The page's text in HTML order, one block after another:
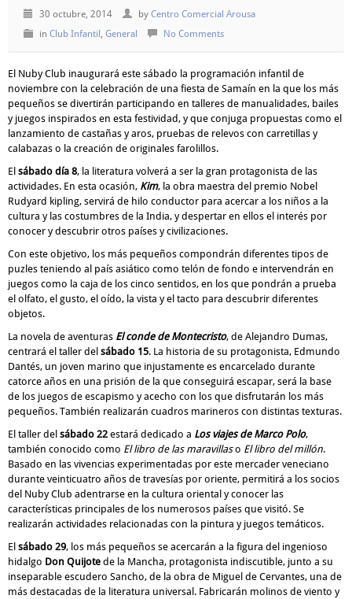
30 octubre, 2014 by Centro Comercial Arousa
in Club Infantil General No Comments
El Nuby Club inaugurará este sábado la programación infantil de
noviembre con la celebración de una fiesta de Samaín en la que los más
pequeños se divertirán participando en talleres de manualidades, bailes
y juegos inspirados en esta festividad, y que conjuga propuestas como el
lanzamiento de castañas y aros, pruebas de relevos con carretillas y
calabazas o la creación de originales farolillos.
El sábado día 8, la literatura volverá a ser la gran protagonista de las
actividades. En esta ocasión, Kim, la obra maestra del premio Nobel
Rudyard kipling, servirá de hilo conductor para acercar a los niños a la
cultura y las costumbres de la India, ydespertar en ellos el interés por
conocer y descubrir otros países y civilizaciones.
Con este objetivo, los más pequeños compondrán diferentes tipos de
puzles teniendo a l país asiático como telón de fondo e intervendrán en
juegos como la caja de los cinco sentidos, en los que pondrán a prueba
el olfato, el gusto, el oído, la vista y el tacto para descubrir diferentes
objetos.
La novela de aventuras El conde de Montecristo, de Alejandro Dumas,
centrará el taller del sábado 15. La historia de su protagonista, Edmundo
Dantés, un joven marino que injustamente es encarcelado durante
catorce años en una prisión de la que conseguirá escapar, será la base
de l os juegos de escapismo y acecho con los que disfrutarán los más
pequeños. También realizarán cuadros marineros con distintas texturas.
El taller del sábado 22 estará dedicado a Los viajes de Marco Polo,
también conocido como El libro de las maravillaso El libro del millón.
Basado en las vivencias experimentadas por este mercader veneciano
durante veinticuatro años de travesías por oriente, permitirá a los socios
del Nuby Club adentrarse en la cultura oriental y conocer las
características principales de los numerosos países que visitó. Se
realizarán actividades relacionadas con la pintura y juegos temáticos.
El sábado 29, los más pequeños se acercarán a la figura del ingenioso
hidalgo Don Quijote de la Mancha, protagonista indiscutible, junto a su
inseparable escudero Sancho, de la obra de Miguel de Cervantes, una de
más destacadas de la l iteratura universal. Fabricarán molinos de viento y